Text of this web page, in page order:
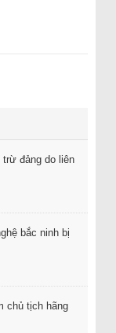
đảng do liên
bắc ninh bị
chủ tịch hãng